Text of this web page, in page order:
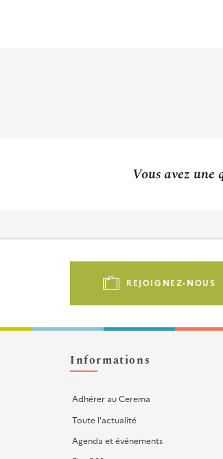
Vous avez
Pied
Liens
d'actions
REJOIGNEZ-NOUS
Informations
Adhérer au Cerema
Toute l'actualité
Agenda et événements